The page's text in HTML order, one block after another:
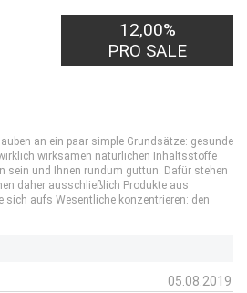
12,00%
PRO SALE
an ein paar simple Grundsätze: gesunde
wirksamen natürlichen Inhaltsstoffe
sein und Ihnen rundum guttun. Dafür stehen
daher ausschließlich Produkte aus
sich aufs Wesentliche konzentrieren: den
05.08.2019